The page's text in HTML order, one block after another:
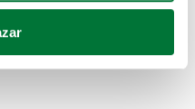
específicas (huellas
cómo se procesan sus